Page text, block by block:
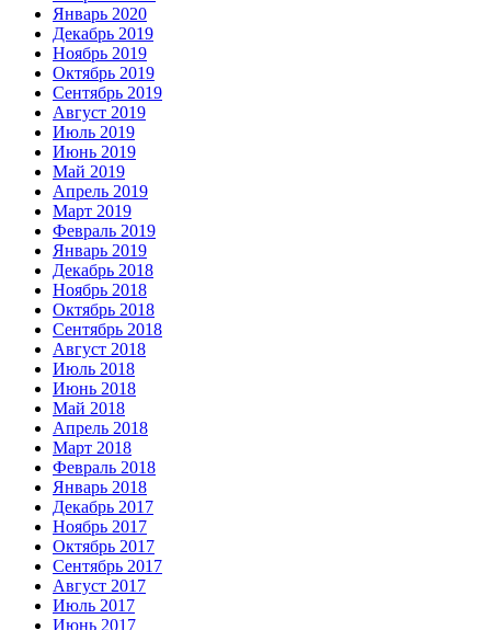
Январь 2020
Декабрь 2019
Ноябрь 2019
Октябрь 2019
Сентябрь 2019
Август 2019
Июль 2019
Июнь 2019
Май 2019
Апрель 2019
Март 2019
Февраль 2019
Январь 2019
Декабрь 2018
Ноябрь 2018
Октябрь 2018
Сентябрь 2018
Август 2018
Июль 2018
Июнь 2018
Май 2018
Апрель 2018
Март 2018
Февраль 2018
Январь 2018
Декабрь 2017
Ноябрь 2017
Октябрь 2017
Сентябрь 2017
Август 2017
Июль 2017
Июнь 2017